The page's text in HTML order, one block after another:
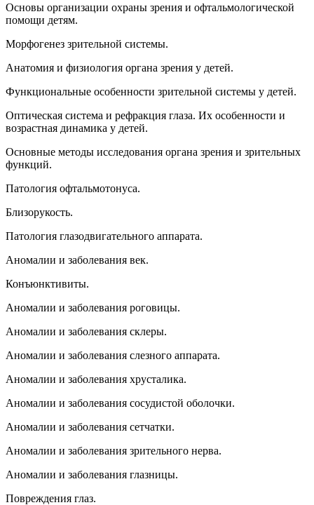
Основы организации охраны зрения и офтальмологической
помощи детям.
Морфогенез зрительной системы.
Анатомия и физиология органа зрения у детей.
Функциональные особенности зрительной системы у детей.
Оптическая система и рефракция глаза. Их особенности и
возрастная динамика у детей.
Основные методы исследования органа зрения и зрительных
функций.
Патология офтальмотонуса.
Близорукость.
Патология глазодвигательного аппарата.
Аномалии и заболевания век.
Конъюнктивиты.
Аномалии и заболевания роговицы.
Аномалии и заболевания склеры.
Аномалии и заболевания слезного аппарата.
Аномалии и заболевания хрусталика.
Аномалии и заболевания сосудистой оболочки.
Аномалии и заболевания сетчатки.
Аномалии и заболевания зрительного нерва.
Аномалии и заболевания глазницы.
Повреждения глаз.